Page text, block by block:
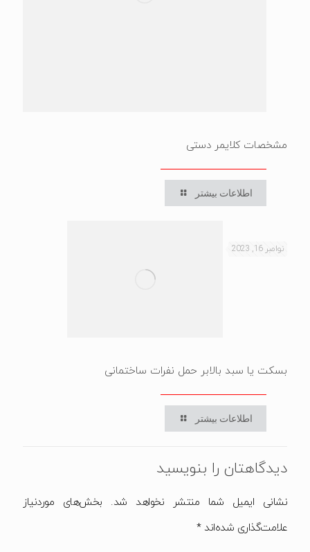
مشخصات کلایمر دستی
اطلاعات بیشتر
نوامبر 16, 2023
بسکت یا سبد بالابر حمل نفرات ساختمانی
اطلاعات بیشتر
دیدگاهتان را بنویسید
نشانی ایمیل شما منتشر نخواهد شد.
بخش‌های موردنیاز
علامت‌گذاری شده‌اند*